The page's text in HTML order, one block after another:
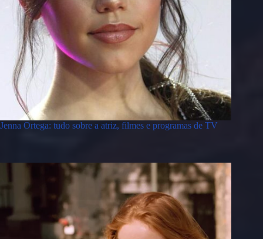
Jenna Ortega: tudo sobre a atriz, filmes e programas de TV